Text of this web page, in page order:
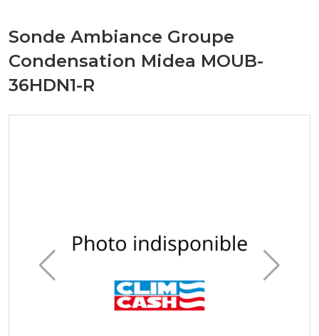
Sonde Ambiance Groupe
Condensation Midea MOUB-
36HDN1-R